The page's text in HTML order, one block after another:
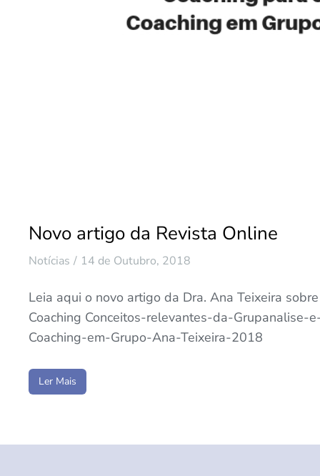
Novo artigo da Revista Online
Notícias 14 de Outubro, 2018
Leia aqui o novo artigo da Dra. Ana Teixeira
Coaching Conceitos-relevantes-da-Grupanalise-
Coaching-em-Grupo-Ana-Teixeira-2018
Ler Mais